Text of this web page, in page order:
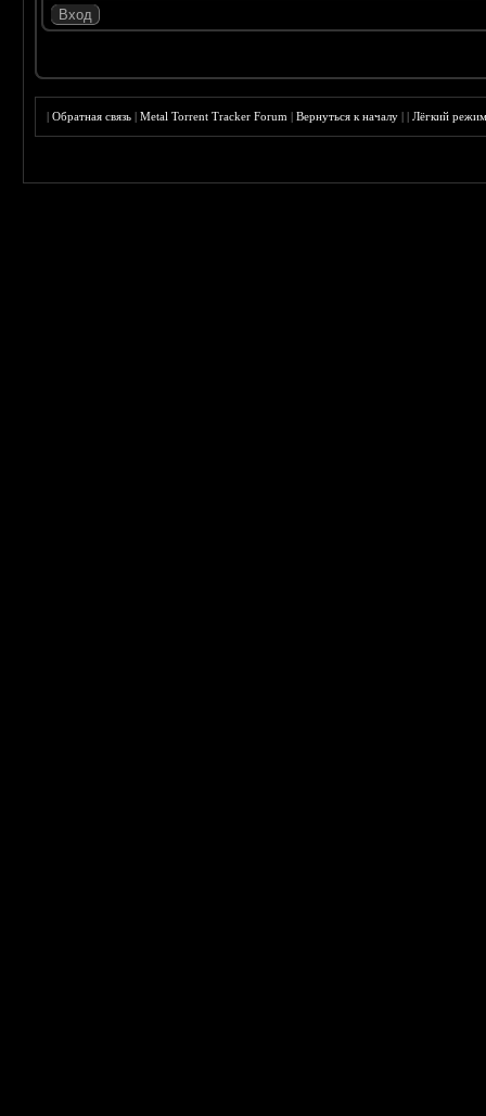
|Обратная связь |Metal Torrent Tracker Forum |Вернуться к началу ||Лёгкий